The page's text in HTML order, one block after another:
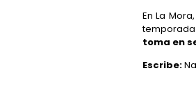
En La
toma en
Escribe: